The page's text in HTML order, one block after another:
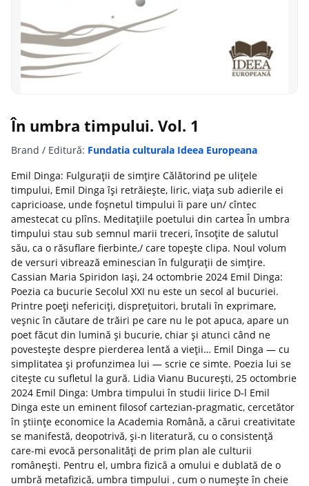
În umbra timpului. Vol. 1
Brand / Editură: Fundatia culturala Ideea Europeana
Emil Dinga: Fulgurații de simțire Călătorind pe ulițele
timpului, Emil Dinga își retrăiește, liric, viața sub adierile ei
capricioase, unde foșnetul timpului îi pare un/ cîntec
amestecat cu plîns. Meditațiile poetului din cartea În umbra
timpului stau sub semnul marii treceri, însoțite de salutul
său, ca o răsuflare fierbinte,/ care topește clipa. Noul volum
de versuri vibrează eminescian în fulgurații de simțire.
Cassian Maria Spiridon Iași, 24 octombrie 2024 Emil Dinga:
Poezia ca bucurie Secolul XXI nu este un secol al bucuriei.
Printre poeți nefericiți, disprețuitori, brutali în exprimare,
veșnic în căutare de trăiri pe care nu le pot apuca, apare un
poet făcut din lumină şi bucurie, chiar şi atunci când ne
povestește despre pierderea lentă a vieții… Emil Dinga — cu
simplitatea şi profunzimea lui — scrie ce simte. Poezia lui se
citește cu sufletul la gură. Lidia Vianu București, 25 octombrie
2024 Emil Dinga: Umbra timpului în studii lirice D-l Emil
Dinga este un eminent filosof cartezian-pragmatic, cercetător
în științe economice la Academia Română, a cărui creativitate
se manifestă, deopotrivă, și-n literatură, cu o consistență
care-mi evocă personalități de prim plan ale culturii
românești. Pentru el, umbra fizică a omului e dublată de o
umbră metafizică, umbra timpului , cum o numește în cheie